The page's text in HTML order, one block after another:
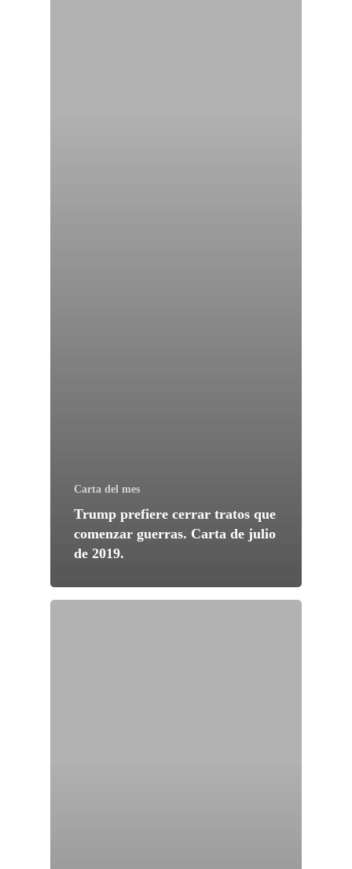
Carta del mes
Trump prefiere cerrar tratos que
comenzar guerras. Carta de julio
de 2019.